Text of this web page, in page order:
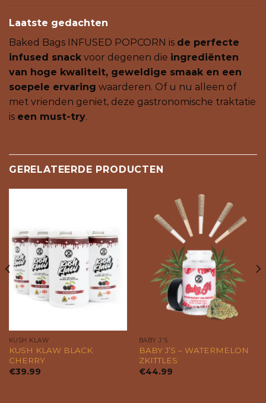
Laatste gedachten
Baked Bags INFUSED POPCORN is de perfecte
infused snack voor degenen die ingrediënten
van hoge kwaliteit, geweldige smaak en een
soepele ervaring waarderen. Of u nu alleen of
met vrienden geniet, deze gastronomische traktatie
is een must-try.
GERELATEERDE PRODUCTEN
KUSH KLAW
KUSH KLAW BLACK
CHERRY
€39.99
BABY J'S
BABY J’S – WATERMELON
ZKITTLES
€44.99